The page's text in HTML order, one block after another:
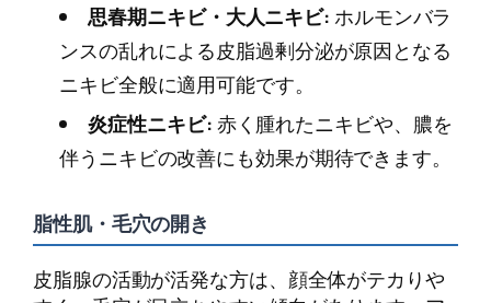
思春期ニキビ・大人ニキビ:ホルモンバラ
ンスの乱れによる皮脂過剰分泌が原因となる
ニキビ全般に適用可能です。
炎症性ニキビ:赤く腫れたニキビや、膿を
伴うニキビの改善にも効果が期待できます。
脂性肌・毛穴の開き
皮脂腺の活動が活発な方は、顔全体がテカりや